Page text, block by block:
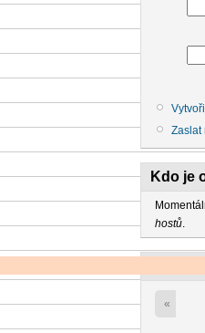
Zaslat
Kdo je
hostů.
«